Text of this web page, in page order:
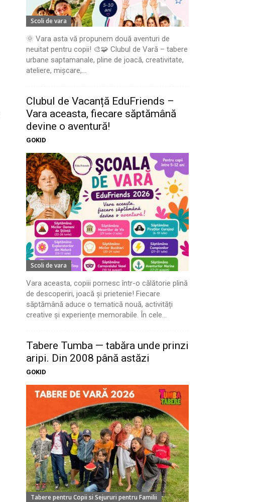
Scoli de vara
🌞 Vara asta vă propunem două aventuri de
neuitat pentru copii! 🎨🧩 Clubul de Vară – tabere
urbane saptamanale, pline de joacă, creativitate,
ateliere, mișcare,...
Clubul de Vacanță EduFriends –
Vara aceasta, fiecare săptămână
devine o aventură!
GOKID
Scoli de vara
Vara aceasta, copiii pornesc într-o călătorie plină
de descoperiri, joacă și prietenie! Fiecare
săptămână aduce o tematică nouă, activități
creative și experiențe memorabile. În cele...
Tabere Tumba — tabăra unde prinzi
aripi. Din 2008 până astăzi
GOKID
Tabere pentru Copii si Sejururi pentru Familii